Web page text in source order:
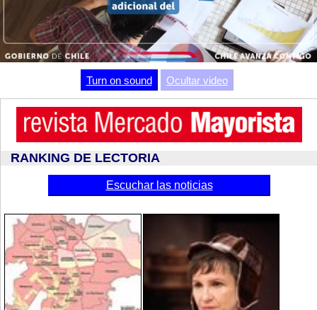
Video
Turn on sound Ocultar video
RANKING DE LECTORIA
Escuchar las noticias